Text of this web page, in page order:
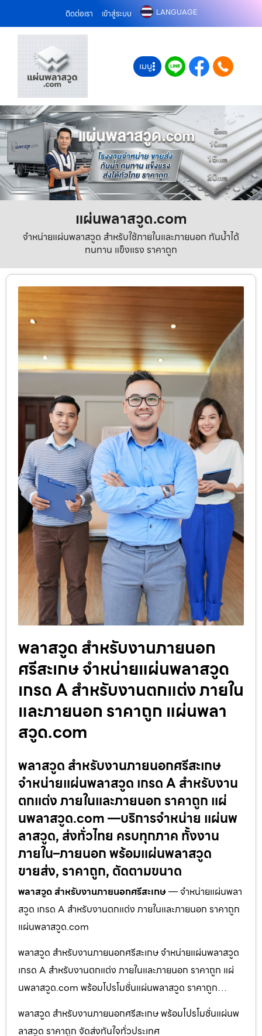
ติดต่อเรา เข้าสู่ระบบ LANGUAGE
เมนู
แผ่นพลาสวูด.com
จำหน่ายแผ่นพลาสวูด สำหรับใช้ภายในและภายนอก กันน้ำได้
ทนทาน แข็งแรง ราคาถูก
พลาสวูด สำหรับงานภายนอก
ศรีสะเกษ จำหน่ายแผ่นพลาสวูด
เกรด A สำหรับงานตกแต่ง ภายใน
และภายนอก ราคาถูก แผ่นพลา
สวูด.com
พลาสวูด สำหรับงานภายนอกศรีสะเกษ
จำหน่ายแผ่นพลาสวูด เกรด A สำหรับงาน
ตกแต่ง ภายในและภายนอก ราคาถูก แผ่
นพลาสวูด.com —บริการจำหน่าย แผ่นพ
ลาสวูด, ส่งทั่วไทย ครบทุกภาค ทั้งงาน
ภายใน–ภายนอก พร้อมแผ่นพลาสวูด
ขายส่ง, ราคาถูก, ตัดตามขนาด
พลาสวูด สำหรับงานภายนอกศรีสะเกษ— จำหน่ายแผ่นพลา
สวูด เกรด A สำหรับงานตกแต่ง ภายในและภายนอก ราคาถูก
แผ่นพลาสวูด.com
พลาสวูด สำหรับงานภายนอกศรีสะเกษ จำหน่ายแผ่นพลาสวูด
เกรด A สำหรับงานตกแต่ง ภายในและภายนอก ราคาถูก แผ่
นพลาสวูด.com พร้อมโปรโมชั่นแผ่นพลาสวูด ราคาถูก…
พลาสวูด สำหรับงานภายนอกศรีสะเกษ พร้อมโปรโมชั่นแผ่นพ
ลาสวูด ราคาถูก จัดส่งทันใจทั่วประเทศ